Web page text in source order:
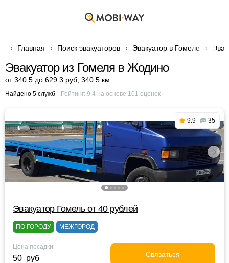
Главная Поиск эвакуаторов Эвакуатор в Гомеле
Эвакуатор из Гомеля в Жодино
от 340.5 до 629.3 руб 340.5 км
Найдено 5 служб Рейтинг: 9.4на основе 101 оценок
9.9 35
Эвакуатор Гомель от 40 рублей
ПО ГОРОДУ МЕЖГОРОД
Цена посадки
50 руб Связаться